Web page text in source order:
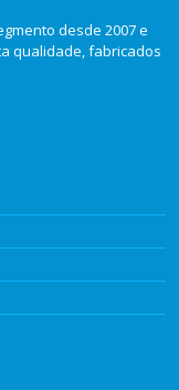
desde 2007 e
qualidade, fabricados